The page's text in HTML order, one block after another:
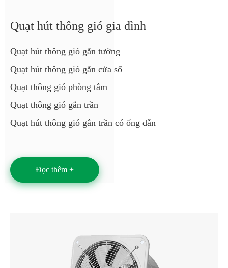
Quạt hút thông gió gia đình
Quạt hút thông gió gắn tường
Quạt hút thông gió gắn cửa sổ
Quạt thông gió phòng tắm
Quạt thông gió gắn trần
Quạt hút thông gió gắn trần có ống dẫn
Đọc thêm +